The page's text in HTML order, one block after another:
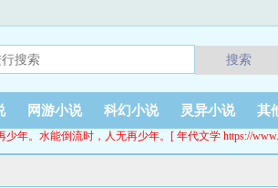
搜索
网游小说 科幻小说 灵异小说 其
少年。水能倒流时，人无再少年。[ 年代文学 https://